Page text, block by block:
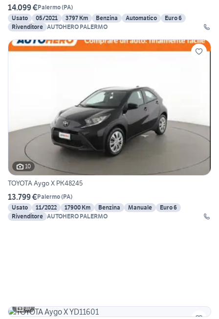
14.099 €Palermo(PA)
Usato
05/2021 3797 Km Benzina Automatico
Euro 6
Rivenditore AUTOHERO PALERMO
10
TOYOTA Aygo X PK48245
13.799 €Palermo(PA)
Usato
11/2022 17900 Km Benzina Manuale
Euro 6
Rivenditore AUTOHERO PALERMO
10